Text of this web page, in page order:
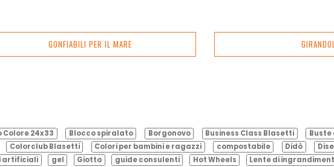
GONFIABILI PER IL MARE
Colore 24x33 Blocco spiralato Borgonovo Business Class Blasetti
Colorclub Blasetti Colori per bambini e ragazzi compostabile Didò
artificiali gel Giotto guide consulenti Hot Wheels Lente di